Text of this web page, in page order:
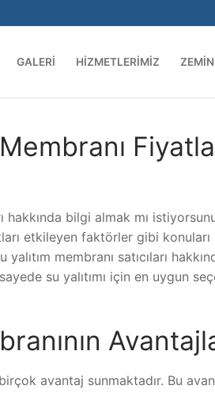
GALERI HIZMETLERIMIZ
hakkında bilgi almak mı
etkileyen faktörler gibi
membranı satıcıları
su yalıtımı için en uygun
avantaj sunmaktadır. Bu